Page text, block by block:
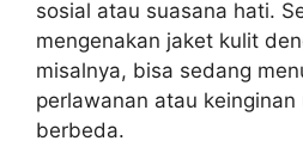
sosial atau suasana hati.
mengenakan jaket kulit
misalnya, bisa sedang
perlawanan atau keinginan
berbeda.